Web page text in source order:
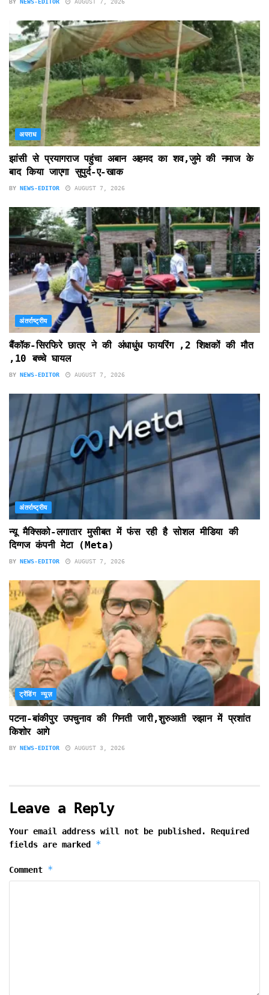
BY NEWS-EDITOR AUGUST 7, 2026
अपराध
झांसी से प्रयागराज पहुंचा अबान अहमद का शव,जुमे की नमाज के
बाद किया जाएगा सुपुर्द-ए-खाक
BY NEWS-EDITOR AUGUST 7, 2026
अंतर्राष्ट्रीय
बैंकॉक-सिरफिरे छात्र ने की अंधाधुंध फायरिंग ,2 शिक्षकों की मौत
,10 बच्चे घायल
BY NEWS-EDITOR AUGUST 7, 2026
अंतर्राष्ट्रीय
न्यू मैक्सिको-लगातार मुसीबत में फंस रही है सोशल मीडिया की
दिग्गज कंपनी मेटा (Meta)
BY NEWS-EDITOR AUGUST 7, 2026
ट्रेंडिंग न्यूज़
पटना-बांकीपुर उपचुनाव की गिनती जारी,शुरुआती रुझान में प्रशांत
किशोर आगे
BY NEWS-EDITOR AUGUST 3, 2026
Leave a Reply
Your email address will not be published.
Required
fields are marked *
Comment *